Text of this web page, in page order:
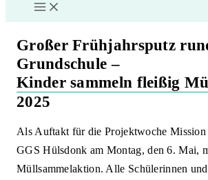
Großer Frühjahrsputz
Grundschule –
Kinder sammeln fleißig
2025
Als Auftakt für die Projektwoche Mission
GGS Hülsdonk am Montag, den 6. Mai,
Müllsammelaktion. Alle Schülerinnen